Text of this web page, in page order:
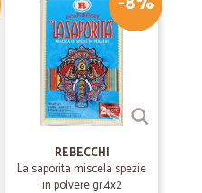
REBECCHI
La saporita miscela spezie
in polvere gr.4x2